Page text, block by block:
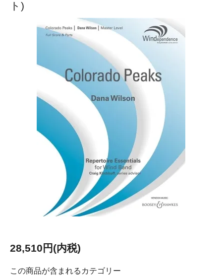
ト)
28,510円(内税)
この商品が含まれるカテゴリー